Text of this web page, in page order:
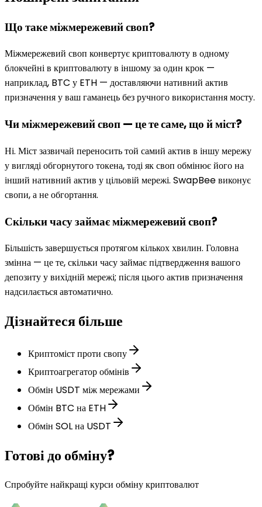
Що таке міжмережевий своп?
Міжмережевий своп конвертує криптовалюту в одному
блокчейні в криптовалюту в іншому за один крок —
наприклад, BTC у ETH — доставляючи нативний актив
призначення у ваш гаманець без ручного використання мосту.
Чи міжмережевий своп — це те саме, що й міст?
Ні. Міст зазвичай переносить той самий актив в іншу мережу
у вигляді обгорнутого токена, тоді як своп обмінює його на
інший нативний актив у цільовій мережі. SwapBee виконує
свопи, а не обгортання.
Скільки часу займає міжмережевий своп?
Більшість завершується протягом кількох хвилин. Головна
змінна — це те, скільки часу займає підтвердження вашого
депозиту у вихідній мережі; після цього актив призначення
надсилається автоматично.
Дізнайтеся більше
Криптоміст проти свопу
Криптоагрегатор обмінів
Обмін USDT між мережами
Обмін BTC на ETH
Обмін SOL на USDT
Готові до обміну?
Спробуйте найкращі курси обміну криптовалют